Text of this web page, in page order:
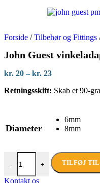
Forside / Tilbehør og Fittings
John Guest
kr. 20 – kr. 23Prisinterval:
til
Retningsskift: Skab et 90-
Diameter
6mm
8mm
-
John Guest vinkeladapter
+ TILFØJ TIL
Kontakt os